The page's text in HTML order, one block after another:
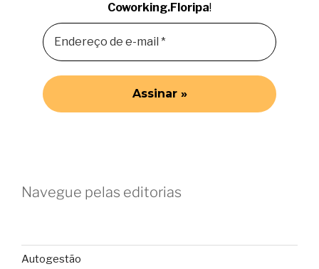
Coworking.Floripa!
Navegue pelas editorias
Autogestão